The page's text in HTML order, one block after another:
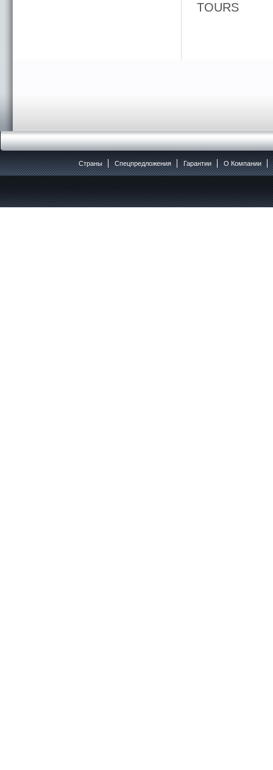
TOURS
Страны Спецпредложения Гарантии O Компании